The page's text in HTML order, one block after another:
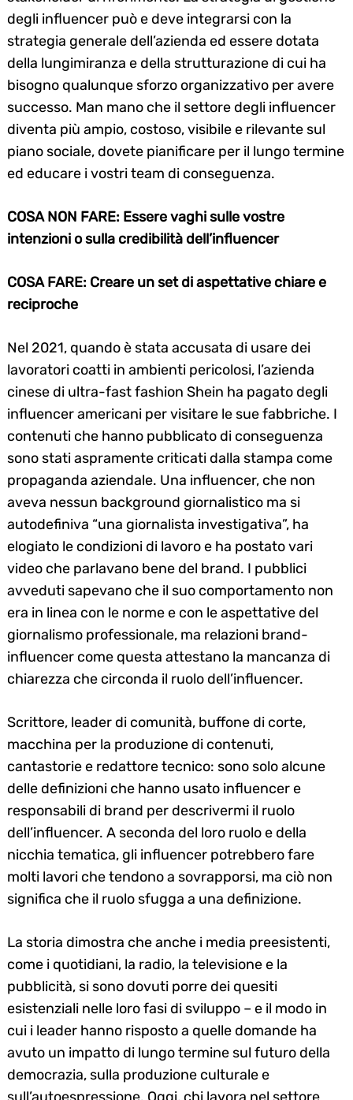
degli influencer può e deve integrarsi con la
strategia generale dell’azienda ed essere dotata
della lungimiranza e della strutturazione di cui ha
bisogno qualunque sforzo organizzativo per avere
successo. Man mano che il settore degli influencer
diventa più ampio, costoso, visibile e rilevante sul
piano sociale, dovete pianificare per il lungo termine
ed educare i vostri team di conseguenza.
COSA NON FARE: Essere vaghi sulle vostre
intenzioni o sulla credibilità dell’influencer
COSA FARE: Creare un set di aspettative chiare e
reciproche
Nel 2021, quando è stata accusata di usare dei
lavoratori coatti in ambienti pericolosi, l’azienda
cinese di ultra-fast fashion Shein ha pagato degli
influencer americani per visitare le sue fabbriche. I
contenuti che hanno pubblicato di conseguenza
sono stati aspramente criticati dalla stampa come
propaganda aziendale. Una influencer, che non
aveva nessun background giornalistico ma si
autodefiniva “una giornalista investigativa”, ha
elogiato le condizioni di lavoro e ha postato vari
video che parlavano bene del brand. I pubblici
avveduti sapevano che il suo comportamento non
era in linea con le norme e con le aspettative del
giornalismo professionale, ma relazioni brand-
influencer come questa attestano la mancanza di
chiarezza che circonda il ruolo dell’influencer.
Scrittore, leader di comunità, buffone di corte,
macchina per la produzione di contenuti,
cantastorie e redattore tecnico: sono solo alcune
delle definizioni che hanno usato influencer e
responsabili di brand per descrivermi il ruolo
dell’influencer. A seconda del loro ruolo e della
nicchia tematica, gli influencer potrebbero fare
molti lavori che tendono a sovrapporsi, ma ciò non
significa che il ruolo sfugga a una definizione.
La storia dimostra che anche i media preesistenti,
come i quotidiani, la radio, la televisione e la
pubblicità, si sono dovuti porre dei quesiti
esistenziali nelle loro fasi di sviluppo – e il modo in
cui i leader hanno risposto a quelle domande ha
avuto un impatto di lungo termine sul futuro della
democrazia, sulla produzione culturale e